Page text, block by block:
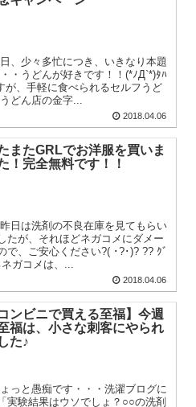
、少々多忙につき、いきなり本題
・うどんが好きです！！(*ﾉД`*)ﾀﾊ
が、手軽に食べられるセルフうど
どん店の金字...
2018.04.06
またGRLでお洋服を買いま
！完全無料です！！
日は洗剤の不良在庫を見てもらい
たが、それほどネガコメにダメー
で、ご安心ください?( ･?･)? ?? ｸﾞ
ガコメは、...
2018.04.06
コンビニで買える至福】今週
福は、小さな刺客にやられ
た♪
っと愚痴です・・・洗濯ブログに
実験結果はウソでしょ？○○の洗剤